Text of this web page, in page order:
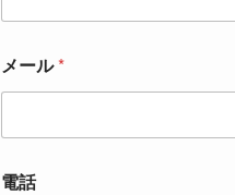
メール*
電話